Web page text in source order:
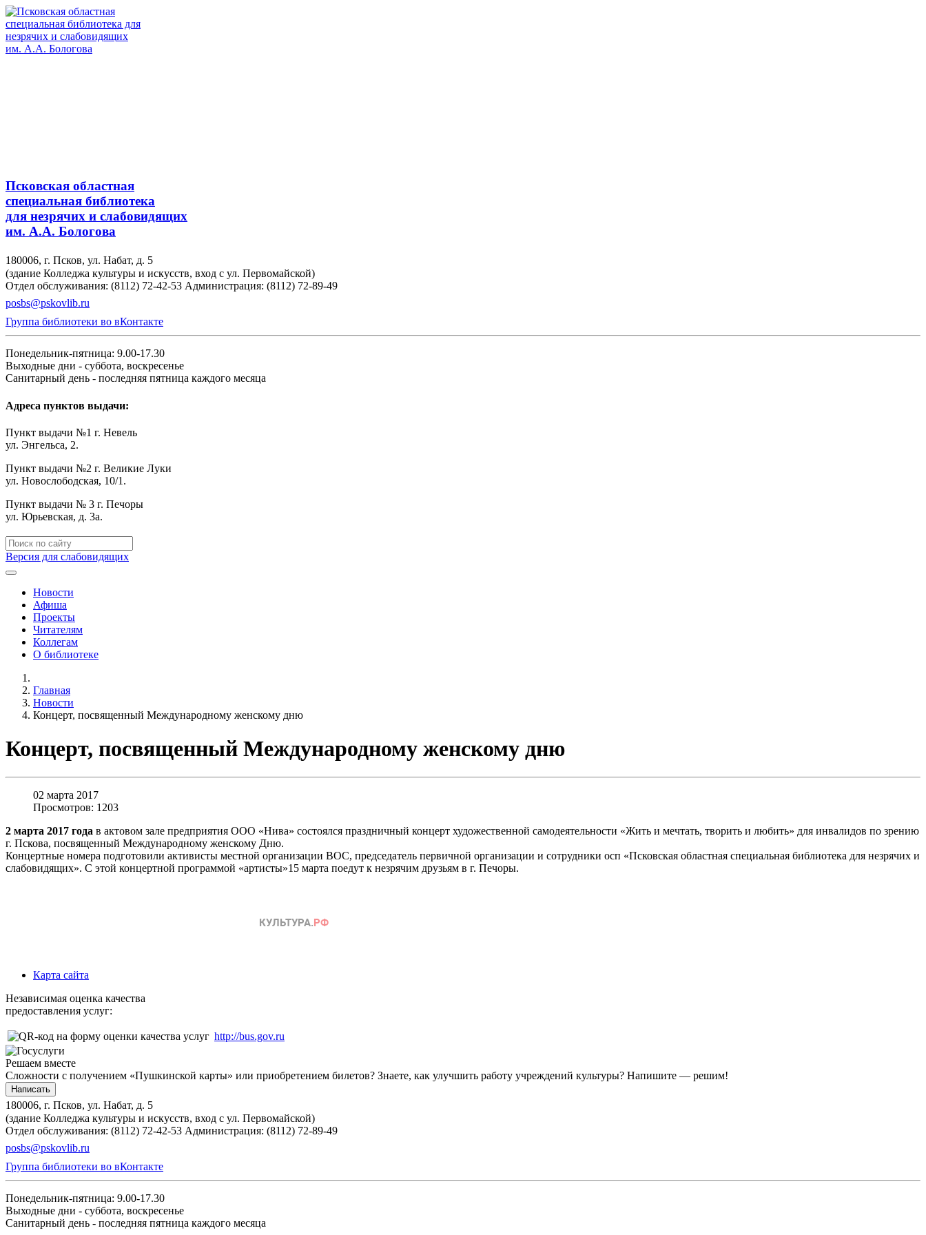
Псковская областная
специальная библиотека
для незрячих и слабовидящих
им. А.А. Бологова
180006, г. Псков, ул. Набат, д. 5
(здание Колледжа культуры и искусств, вход с ул. Первомайской)
Отдел обслуживания: (8112) 72-42-53 Администрация: (8112) 72-89-49
posbs@pskovlib.ru
Группа библиотеки во вКонтакте
Понедельник-пятница: 9.00-17.30
Выходные дни - суббота, воскресенье
Санитарный день - последняя пятница каждого месяца
Адреса пунктов выдачи:
Пункт выдачи №1 г. Невель
ул. Энгельса, 2.
Пункт выдачи №2 г. Великие Луки
ул. Новослободская, 10/1.
Пункт выдачи № 3 г. Печоры
ул. Юрьевская, д. 3а.
Версия для слабовидящих
Новости
Афиша
Проекты
Читателям
Коллегам
О библиотеке
Главная
Новости
Концерт, посвященный Международному женскому дню
Концерт, посвященный Международному женскому дню
02 марта 2017
Просмотров: 1203
2 марта 2017 года в актовом зале предприятия ООО «Нива» состоялся праздничный концерт художественной самодеятельности «Жить и мечтать, творить и любить» для инвалидов по зрению
г. Пскова, посвященный Международному женскому Дню.
Концертные номера подготовили активисты местной организации ВОС, председатель первичной организации и сотрудники осп «Псковская областная специальная библиотека для незрячих и
слабовидящих». С этой концертной программой «артисты»15 марта поедут к незрячим друзьям в г. Печоры.
Карта сайта
Независимая оценка качества
предоставления услуг:
http://bus.gov.ru
Решаем вместе
Сложности с получением «Пушкинской карты» или приобретением билетов? Знаете, как улучшить работу учреждений культуры? Напишите — решим!
Написать
180006, г. Псков, ул. Набат, д. 5
(здание Колледжа культуры и искусств, вход с ул. Первомайской)
Отдел обслуживания: (8112) 72-42-53 Администрация: (8112) 72-89-49
posbs@pskovlib.ru
Группа библиотеки во вКонтакте
Понедельник-пятница: 9.00-17.30
Выходные дни - суббота, воскресенье
Санитарный день - последняя пятница каждого месяца